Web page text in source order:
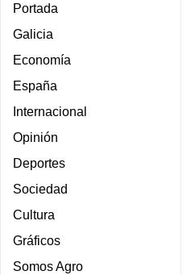
Portada
Galicia
Economía
España
Internacional
Opinión
Deportes
Sociedad
Cultura
Gráficos
Somos Agro